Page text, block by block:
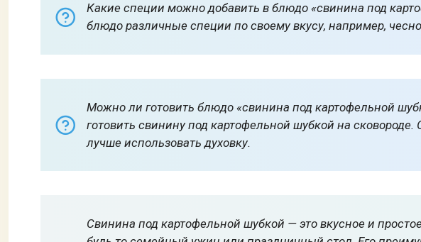
Какие специи можно добавить в блюдо «свинина под
блюдо различные специи по своему вкусу, например,
Можно ли готовить блюдо «свинина под картофельной
готовить свинину под картофельной шубкой на
лучше использовать духовку.
Свинина под картофельной шубкой — это вкусное и